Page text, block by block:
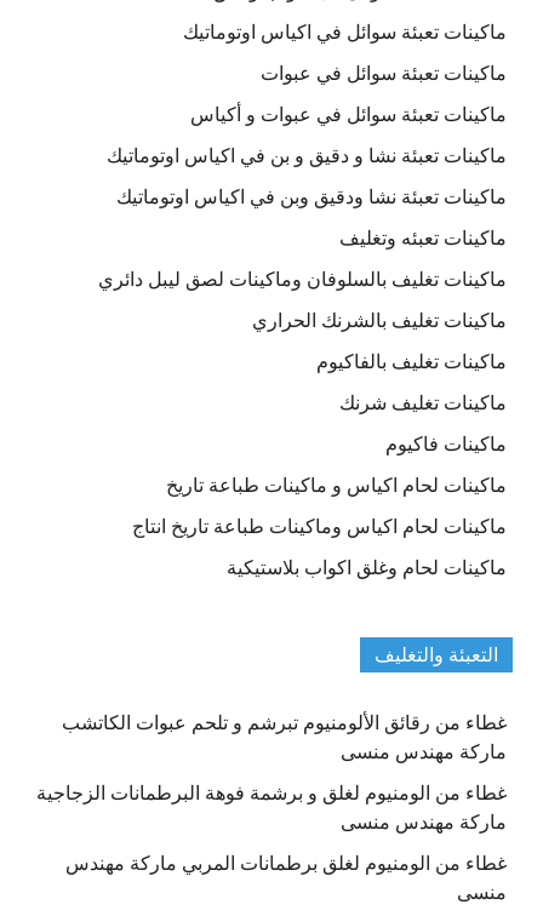
ماكينات تعبئة سوائل في اكياس اوتوماتيك
ماكينات تعبئة سوائل في عبوات
ماكينات تعبئة سوائل في عبوات و أكياس
ماكينات تعبئة نشا و دقيق و بن في اكياس اوتوماتيك
ماكينات تعبئة نشا ودقيق وبن في اكياس اوتوماتيك
ماكينات تعبئه وتغليف
ماكينات تغليف بالسلوفان وماكينات لصق ليبل دائري
ماكينات تغليف بالشرنك الحراري
ماكينات تغليف بالفاكيوم
ماكينات تغليف شرنك
ماكينات فاكيوم
ماكينات لحام اكياس و ماكينات طباعة تاريخ
ماكينات لحام اكياس وماكينات طباعة تاريخ انتاج
ماكينات لحام وغلق اكواب بلاستيكية
التعبئة والتغليف
غطاء من رقائق الألومنيوم تبرشم و تلحم عبوات الكاتشب
ماركة مهندس منسى
غطاء من الومنيوم لغلق و برشمة فوهة البرطمانات الزجاجية
ماركة مهندس منسى
غطاء من الومنيوم لغلق برطمانات المربي ماركة مهندس
منسى